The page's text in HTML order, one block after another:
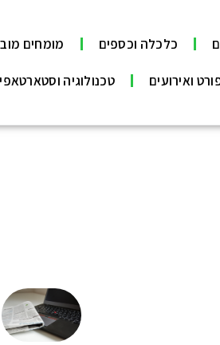
כלכלה וכספים מומחים
ואירועים טכנולוגיה